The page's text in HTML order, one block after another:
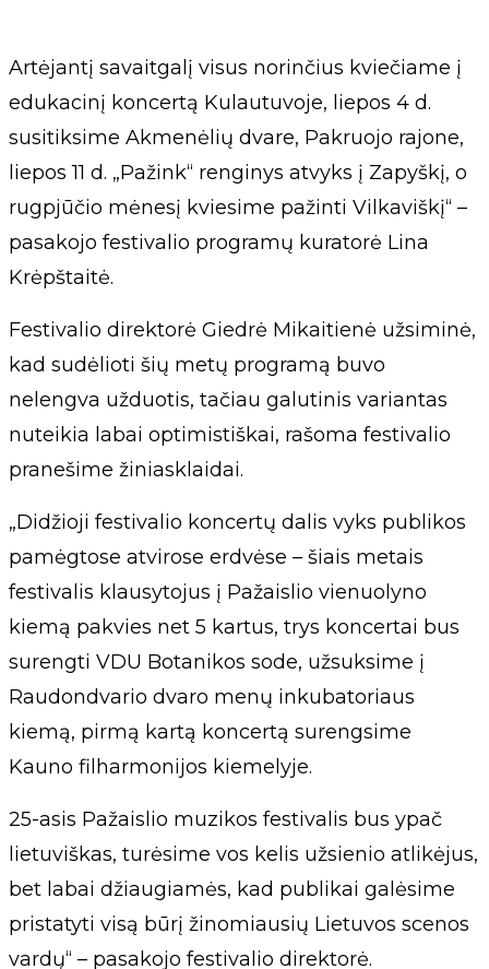
Artėjantį savaitgalį visus norinčius kviečiame į
edukacinį koncertą Kulautuvoje, liepos 4 d.
susitiksime Akmenėlių dvare, Pakruojo rajone,
liepos 11 d. „Pažink“ renginys atvyks į Zapyškį, o
rugpjūčio mėnesį kviesime pažinti Vilkaviškį“ –
pasakojo festivalio programų kuratorė Lina
Krėpštaitė.
Festivalio direktorė Giedrė Mikaitienė užsiminė,
kad sudėlioti šių metų programą buvo
nelengva užduotis, tačiau galutinis variantas
nuteikia labai optimistiškai, rašoma festivalio
pranešime žiniasklaidai.
„Didžioji festivalio koncertų dalis vyks publikos
pamėgtose atvirose erdvėse – šiais metais
festivalis klausytojus į Pažaislio vienuolyno
kiemą pakvies net 5 kartus, trys koncertai bus
surengti VDU Botanikos sode, užsuksime į
Raudondvario dvaro menų inkubatoriaus
kiemą, pirmą kartą koncertą surengsime
Kauno filharmonijos kiemelyje.
25-asis Pažaislio muzikos festivalis bus ypač
lietuviškas, turėsime vos kelis užsienio atlikėjus,
bet labai džiaugiamės, kad publikai galėsime
pristatyti visą būrį žinomiausių Lietuvos scenos
vardų“ – pasakojo festivalio direktorė.